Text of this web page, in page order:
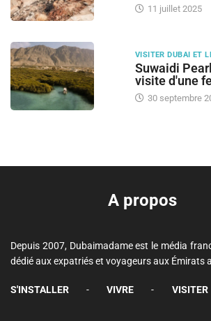
11 juillet 2025
VISITER DUBAI ET
Suwaidi
visite d'une
30 septembre
A propos
Depuis 2007, Dubaimadame est le média
dédié aux expatriés et voyageurs aux Émirats
S'INSTALLER - VIVRE - VISITER